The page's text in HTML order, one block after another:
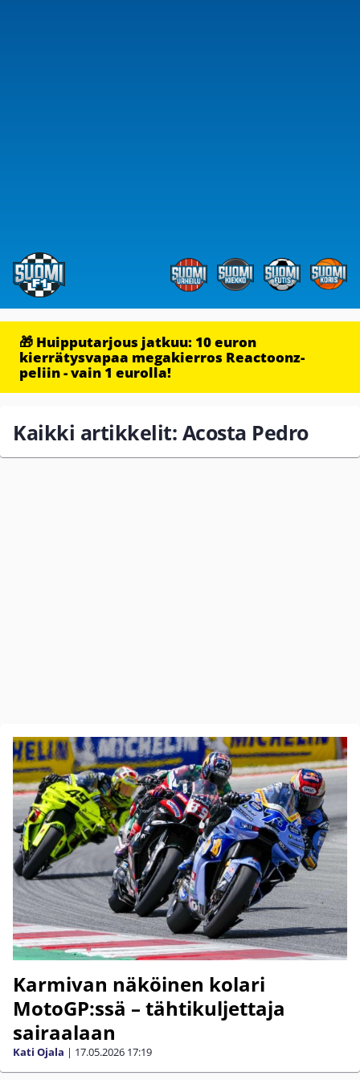
🎁 Huipputarjous jatkuu: 10 euron
kierrätysvapaa megakierros Reactoonz-
peliin - vain 1 eurolla!
Kaikki artikkelit: Acosta Pedro
Karmivan näköinen kolari
MotoGP:ssä – tähtikuljettaja
sairaalaan
Kati Ojala | 17.05.2026 17:19